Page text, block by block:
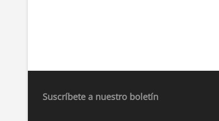
Suscríbete a nuestro boletín